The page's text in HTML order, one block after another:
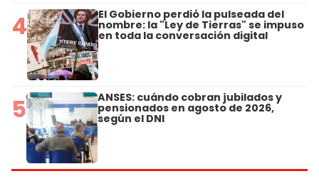
4 El Gobierno perdió la pulseada del
nombre: la "Ley de Tierras" se impuso
en toda la conversación digital
5 ANSES: cuándo cobran jubilados y
pensionados en agosto de 2026,
según el DNI